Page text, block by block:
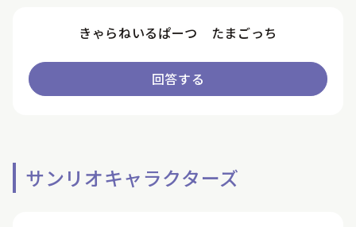
きゃらねいるぱーつ たまごっち
回答する
サンリオキャラクターズ